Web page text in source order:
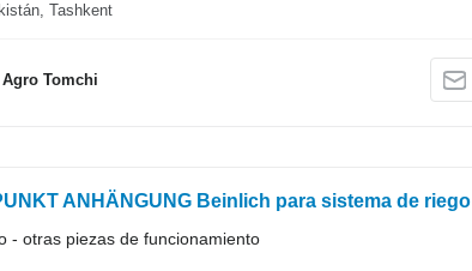
Tashkent
Agro Tomchi
ANHÄNGUNG Beinlich para sistema de riego
- otras piezas de funcionamiento